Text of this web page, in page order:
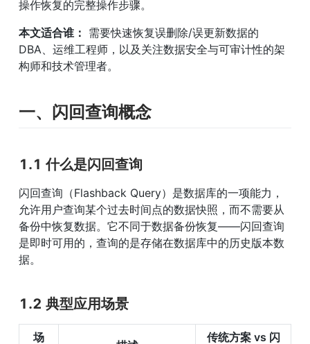
操作恢复的完整操作步骤。
本文适合谁： 需要快速恢复误删除/误更新数据的
DBA、运维工程师，以及关注数据安全与可审计性的架
构师和技术管理者。
一、闪回查询概念
1.1 什么是闪回查询
闪回查询（Flashback Query）是数据库的一项能力，
允许用户查询某个过去时间点的数据快照，而不需要从
备份中恢复数据。它不同于数据备份恢复——闪回查询
是即时可用的，查询的是存储在数据库中的历史版本数
据。
1.2 典型应用场景
场
传统方案 vs 闪